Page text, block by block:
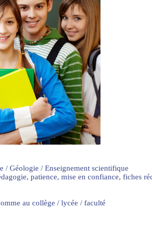
/ Géologie / Enseignement scientifique
patience, mise en confiance, fiches
au collège / lycée / faculté